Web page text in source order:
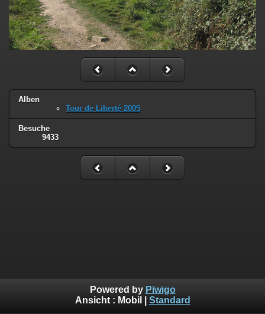
Alben
Tour de Liberté 2005
Besuche
9433
Powered by Piwigo
Ansicht : Mobil Standard